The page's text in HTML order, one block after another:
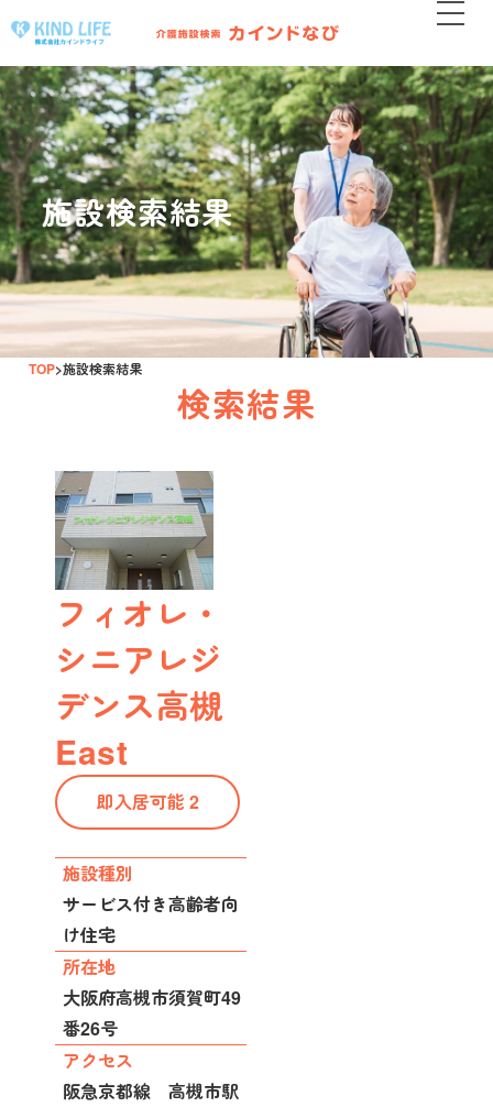
施設検索結果
TOP 施設検索結果
検索結果
フィオレ・
シニアレジ
デンス高槻
East
即入居可能 2
施設種別
サービス付き高齢者向
け住宅
所在地
大阪府高槻市須賀町49
番26号
アクセス
阪急京都線 高槻市駅